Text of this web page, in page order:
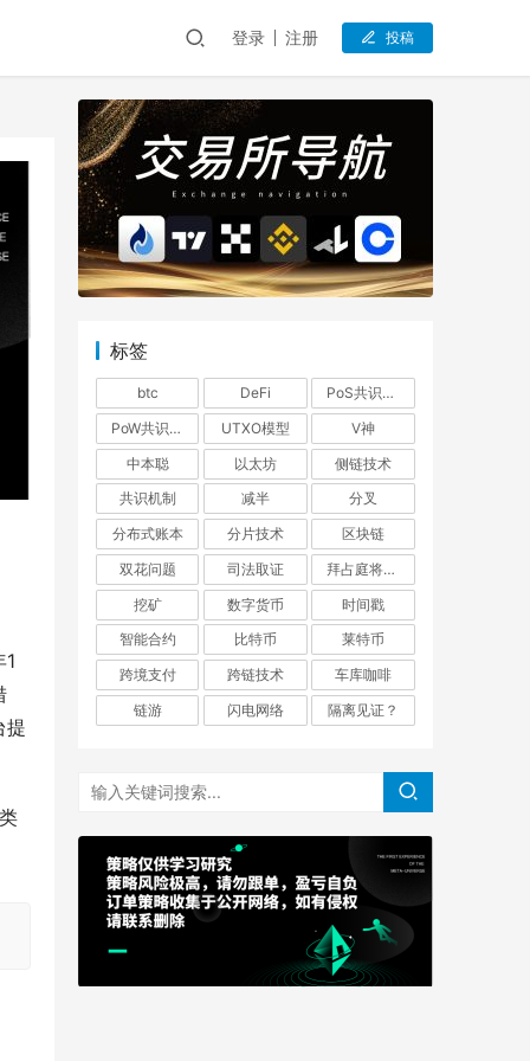
登录 注册 投稿
提
标签
btc DeFi
PoS共识机制
PoW共识机制
UTXO模型
V神
中本聪
以太坊
侧链技术
共识机制
减半
分叉
分布式账本
分片技术
区块链
双花问题
司法取证
拜占庭将军问题
挖矿
数字货币
时间戳
智能合约
比特币
莱特币
跨境支付
跨链技术
车库咖啡
链游
闪电网络 隔离见证？